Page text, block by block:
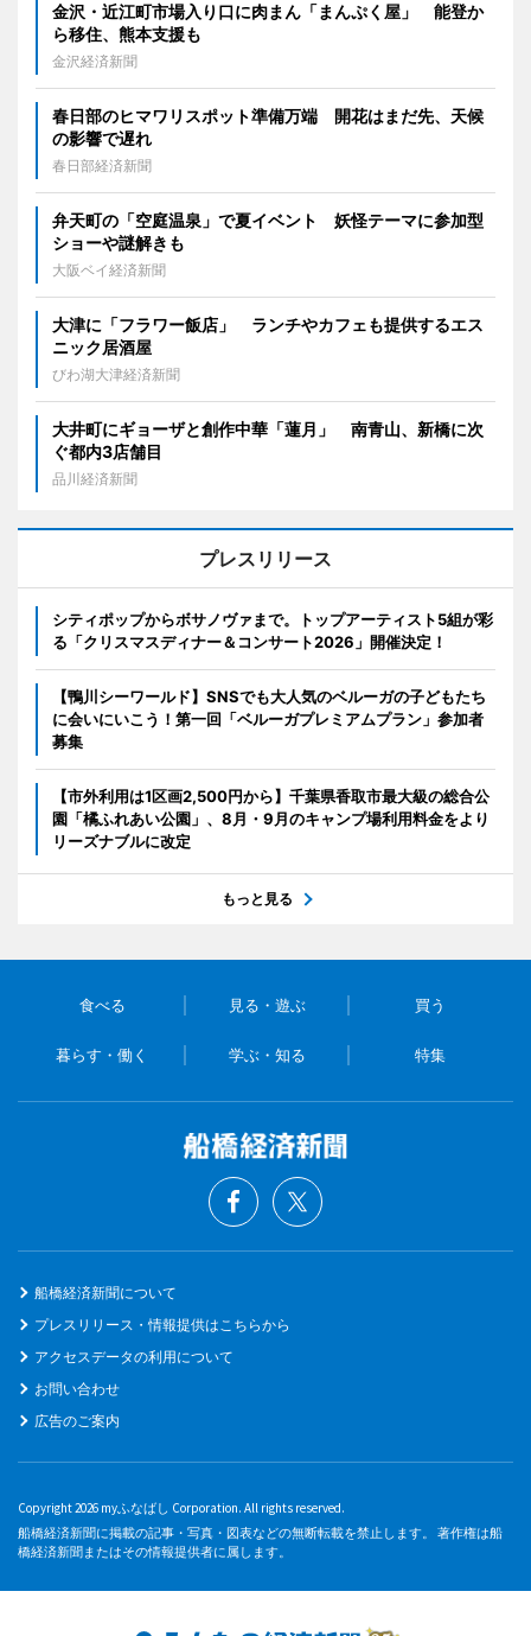
金沢・近江町市場入り口に肉まん「まんぷく屋」 能登か
ら移住、熊本支援も
金沢経済新聞
春日部のヒマワリスポット準備万端 開花はまだ先、天候
の影響で遅れ
春日部経済新聞
弁天町の「空庭温泉」で夏イベント 妖怪テーマに参加型
ショーや謎解きも
大阪ベイ経済新聞
大津に「フラワー飯店」 ランチやカフェも提供するエス
ニック居酒屋
びわ湖大津経済新聞
大井町にギョーザと創作中華「蓮月」 南青山、新橋に次
ぐ都内3店舗目
品川経済新聞
プレスリリース
シティポップからボサノヴァまで。トップアーティスト5組が彩
る「クリスマスディナー＆コンサート2026」開催決定！
【鴨川シーワールド】SNSでも大人気のベルーガの子どもたち
に会いにいこう！第一回「ベルーガプレミアムプラン」参加者
募集
【市外利用は1区画2,500円から】千葉県香取市最大級の総合公
園「橘ふれあい公園」、8月・9月のキャンプ場利用料金をより
リーズナブルに改定
もっと見る
食べる 見る・遊ぶ 買う
暮らす・働く 学ぶ・知る 特集
船橋経済新聞について
プレスリリース・情報提供はこちらから
アクセスデータの利用について
お問い合わせ
広告のご案内
Copyright 2026 myふなばし Corporation. All rights reserved.
船橋経済新聞に掲載の記事・写真・図表などの無断転載を禁止します。 著作権は船
橋経済新聞またはその情報提供者に属します。